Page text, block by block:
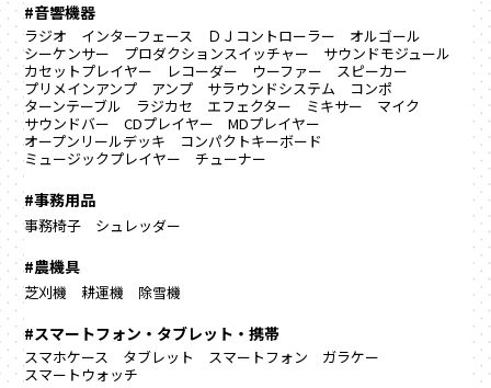
#音響機器
ラジオ インターフェース ＤＪコントローラー
オルゴール
シーケンサー
プロダクションスイッチャー
サウンドモジュール
カセットプレイヤー
レコーダー ウーファー
スピーカー
プリメインアンプ
アンプ サラウンドシステム
コンポ
ターンテーブル
ラジカセ エフェクター ミキサー
マイク
サウンドバー
CDプレイヤー
MDプレイヤー
オープンリールデッキ
コンパクトキーボード
ミュージックプレイヤー
チューナー
#事務用品
事務椅子 シュレッダー
#農機具
芝刈機 耕運機 除雪機
#スマートフォン・タブレット・携帯
スマホケース タブレット スマートフォン
ガラケー
スマートウォッチ